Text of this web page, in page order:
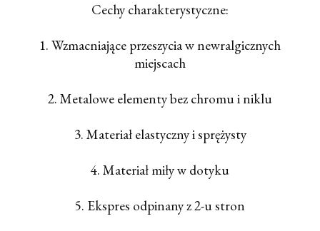
Cechy charakterystyczne:
1. Wzmacniające przeszycia w newralgicznych
miejscach
2. Metalowe elementy bez chromu i niklu
3. Materiał elastyczny i sprężysty
4. Materiał miły w dotyku
5. Ekspres odpinany z 2-u stron